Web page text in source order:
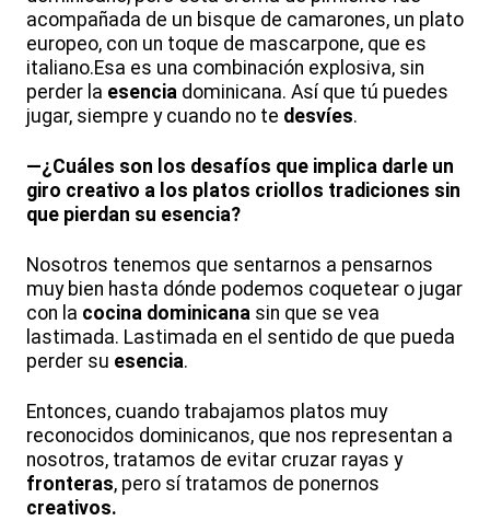
acompañada de un bisque de camarones, un plato
europeo, con un toque de mascarpone, que es
italiano.Esa es una combinación explosiva, sin
perder la esencia dominicana. Así que tú puedes
jugar, siempre y cuando no te desvíes.
—¿Cuáles son los desafíos que implica darle un
giro creativo a los platos criollos tradiciones sin
que pierdan su esencia?
Nosotros tenemos que sentarnos a pensarnos
muy bien hasta dónde podemos coquetear o jugar
con la cocina dominicana sin que se vea
lastimada. Lastimada en el sentido de que pueda
perder su esencia.
Entonces, cuando trabajamos platos muy
reconocidos dominicanos, que nos representan a
nosotros, tratamos de evitar cruzar rayas y
fronteras, pero sí tratamos de ponernos
creativos.